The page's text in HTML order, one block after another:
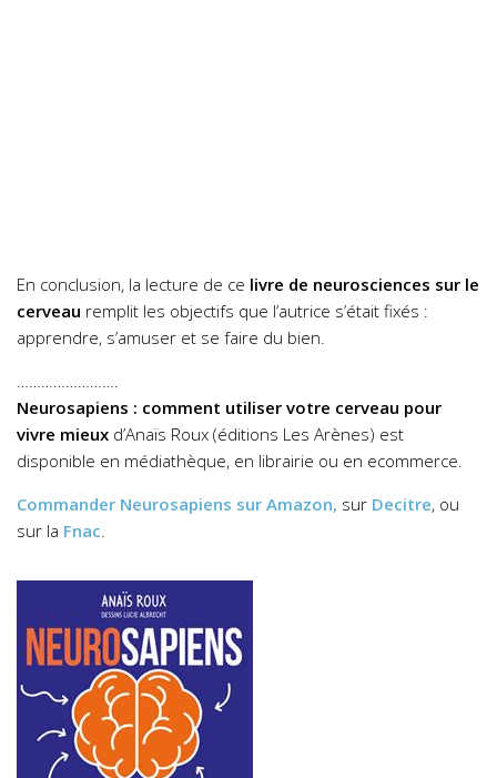
En conclusion, la lecture de ce livre de neurosciences sur le
cerveau remplit les objectifs que l’autrice s’était fixés :
apprendre, s’amuser et se faire du bien.
…………………….
Neurosapiens : comment utiliser votre cerveau pour
vivre mieux d’Anaïs Roux (éditions Les Arènes) est
disponible en médiathèque, en librairie ou en ecommerce.
Commander Neurosapiens sur Amazon, sur Decitre, ou
sur la Fnac.